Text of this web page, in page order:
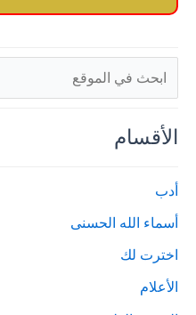
البحث
الأقسام
أدب
أسماء الله الحسنى
اخترت لك
الأعلام